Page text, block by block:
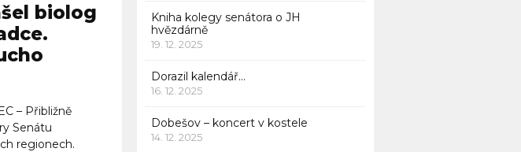
biolog
– Přibližně
Senátu
regionech.
Kniha kolegy senátora o JH
hvězdárně
19. 12. 2025
Dorazil kalendář…
16. 12. 2025
Dobešov – koncert v kostele
14. 12. 2025